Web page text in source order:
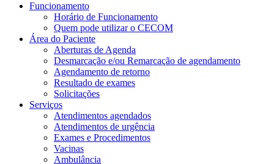
Funcionamento
Horário de Funcionamento
Quem pode utilizar o CECOM
Área do Paciente
Aberturas de Agenda
Desmarcação e/ou Remarcação de agendamento
Agendamento de retorno
Resultado de exames
Solicitações
Serviços
Atendimentos agendados
Atendimentos de urgência
Exames e Procedimentos
Vacinas
Ambulância